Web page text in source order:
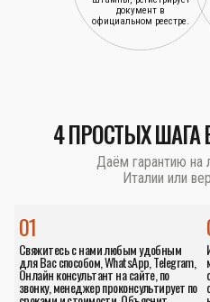
документ в
официальном реестре.
4 ПРОСТЫХ ШАГА
Даём гарантию на
Италии или
01
Свяжитесь с нами любым удобным
для Вас способом, WhatsApp, Telegram,
Онлайн консультант на сайте, по
звонку, менеджер проконсультирует по